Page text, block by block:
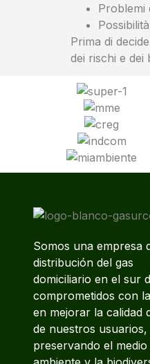
Problemi
Prima di
dei rischi e dei
Somos una empresa
distribución del gas
domiciliario en el sur
comprometidos con
en mejorar la calidad
de nuestros usuarios,
preservando el medio